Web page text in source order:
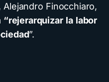
Finocchiaro,
“rejerarquizar la labor
”.